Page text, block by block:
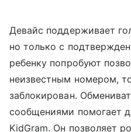
Девайс поддерживает
но только с
ребенку попробуют
неизвестным номером,
заблокирован.
сообщениями помогает
KidGram. Он позволяет